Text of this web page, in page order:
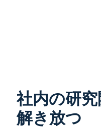
社内の研
解き放つ